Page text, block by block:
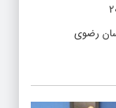
رضوی